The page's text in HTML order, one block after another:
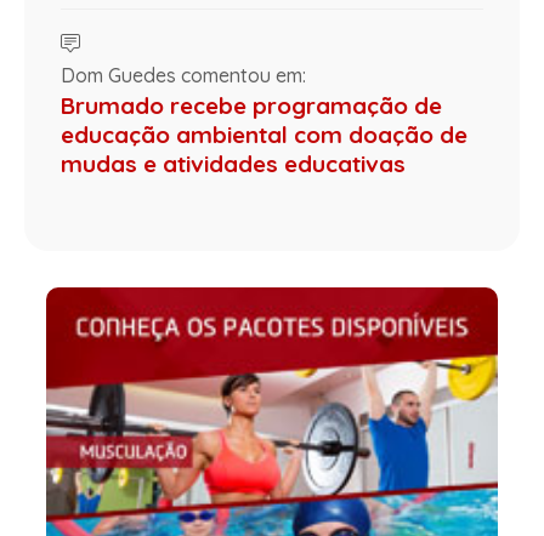
Dom Guedes comentou em:
Brumado recebe programação de
educação ambiental com doação de
mudas e atividades educativas